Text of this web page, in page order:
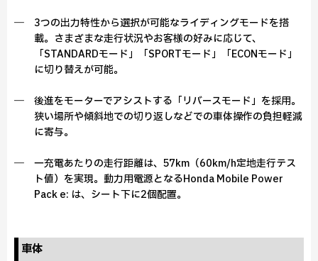
― 3つの出力特性から選択が可能なライディングモードを搭
載。さまざまな走行状況やお客様の好みに応じて、
「STANDARDモード」「SPORTモード」「ECONモード」
に切り替えが可能。
― 後進をモーターでアシストする「リバースモード」を採用。
狭い場所や傾斜地での切り返しなどでの車体操作の負担軽減
に寄与。
― 一充電あたりの走行距離は、57km（60km/h定地走行テス
ト値）を実現。動力用電源となるHonda Mobile Power
Pack e: は、シート下に2個配置。
車体